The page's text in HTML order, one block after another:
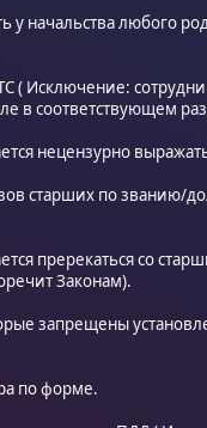
у начальства любого
( Исключение:
в соответствующем
нецензурно
старших по званию/
пререкаться со
Законам).
запрещены
по форме.